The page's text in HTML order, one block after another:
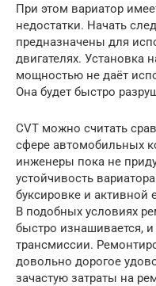
При этом вариатор
недостатки. Начать
предназначены для
двигателях.
мощностью не даёт
Она будет быстро
CVT можно считать
сфере автомобильных
инженеры пока не
устойчивость
буксировке и
В подобных условиях
быстро изнашивается,
трансмиссии.
довольно дорогое
зачастую затраты на